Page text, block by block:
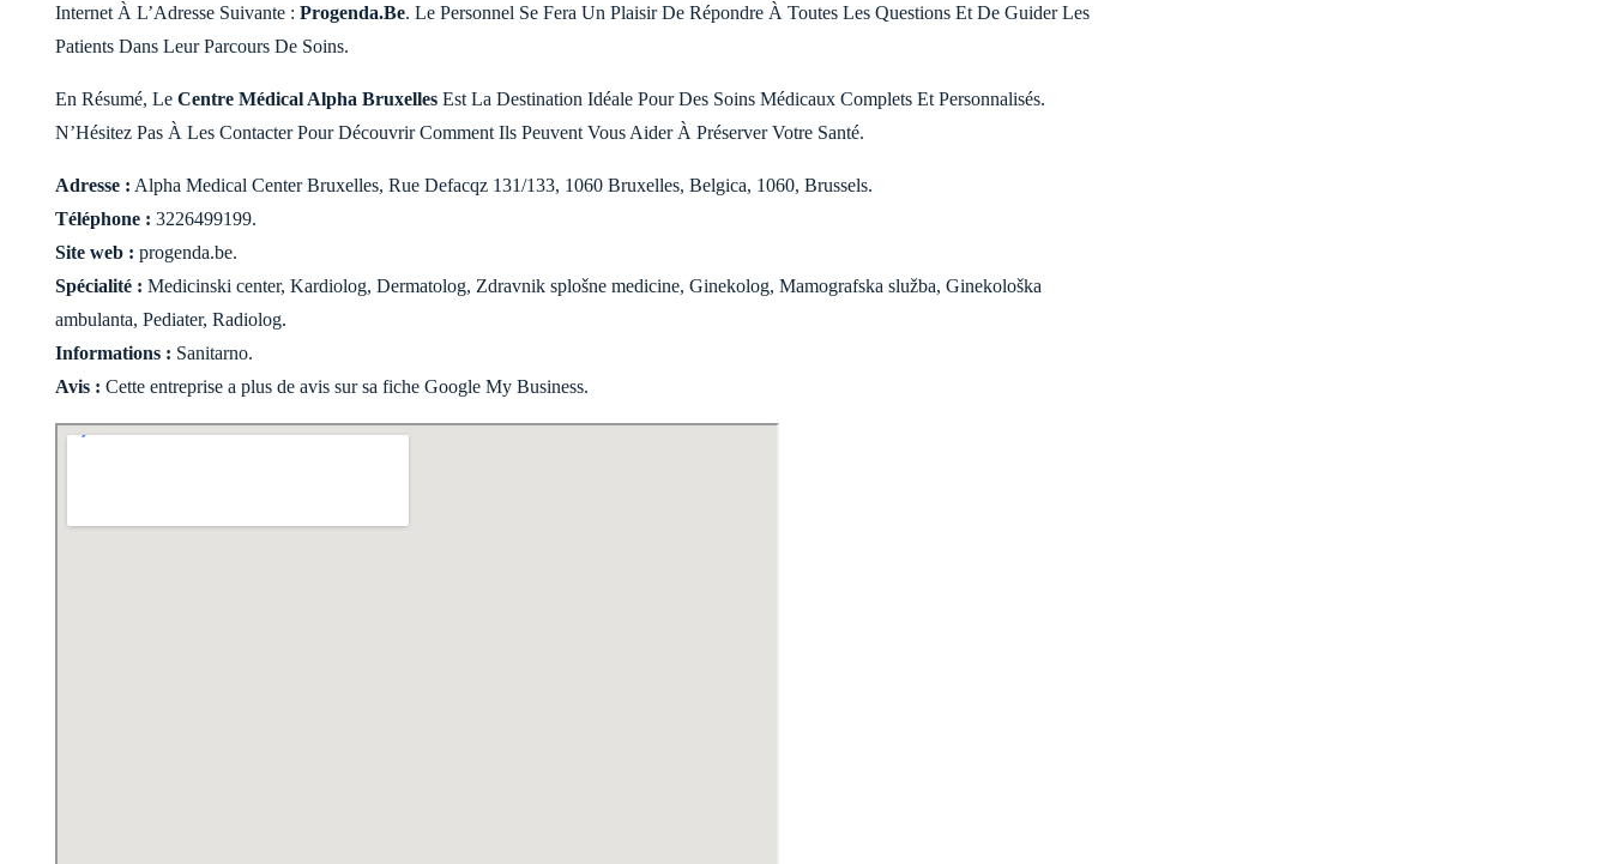
Internet À L’Adresse Suivante : Progenda.Be. Le Personnel Se Fera Un Plaisir De Répondre À Toutes Les Questions Et De Guider Les
Patients Dans Leur Parcours De Soins.
En Résumé, Le Centre Médical Alpha Bruxelles Est La Destination Idéale Pour Des Soins Médicaux Complets Et Personnalisés.
N’Hésitez Pas À Les Contacter Pour Découvrir Comment Ils Peuvent Vous Aider À Préserver Votre Santé.
Adresse : Alpha Medical Center Bruxelles, Rue Defacqz 131/133, 1060 Bruxelles, Belgica, 1060, Brussels.
Téléphone : 3226499199.
Site web : progenda.be.
Spécialité : Medicinski center, Kardiolog, Dermatolog, Zdravnik splošne medicine, Ginekolog, Mamografska služba, Ginekološka
ambulanta, Pediater, Radiolog.
Informations : Sanitarno.
Avis : Cette entreprise a plus de avis sur sa fiche Google My Business.